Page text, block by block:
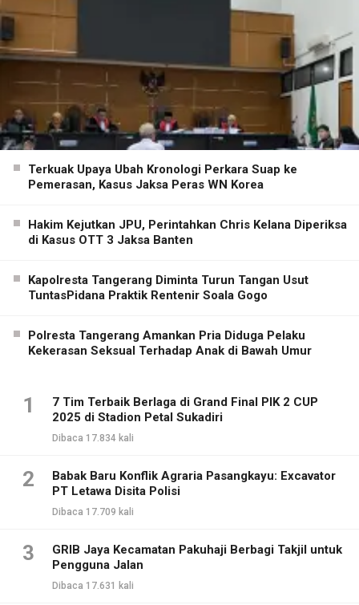
Terkuak Upaya Ubah Kronologi Perkara Suap ke
Pemerasan, Kasus Jaksa Peras WN Korea
Hakim Kejutkan JPU, Perintahkan Chris Kelana Diperiksa
di Kasus OTT 3 Jaksa Banten
Kapolresta Tangerang Diminta Turun Tangan Usut
TuntasPidana Praktik Rentenir Soala Gogo
Polresta Tangerang Amankan Pria Diduga Pelaku
Kekerasan Seksual Terhadap Anak di Bawah Umur
1
7 Tim Terbaik Berlaga di Grand Final PIK 2 CUP
2025 di Stadion Petal Sukadiri
Dibaca 17.834 kali
2
Babak Baru Konflik Agraria Pasangkayu: Excavator
PT Letawa Disita Polisi
Dibaca 17.709 kali
3
GRIB Jaya Kecamatan Pakuhaji Berbagi Takjil untuk
Pengguna Jalan
Dibaca 17.631 kali